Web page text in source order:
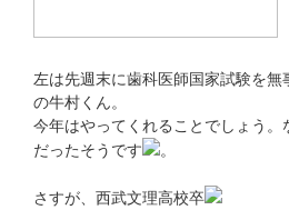
左は先週末に歯科医師国家試験を無
の牛村くん。
今年はやってくれることでしょう
だったそうです
。
さすが、西武文理高校卒